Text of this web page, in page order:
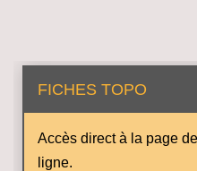
FICHES TOPO
Accès direct à la page
ligne.